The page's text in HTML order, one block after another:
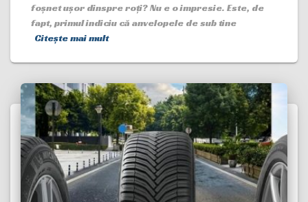
foșnet ușor dinspre roți? Nu e o impresie. Este, de
fapt, primul indiciu că anvelopele de sub tine
Citește mai mult